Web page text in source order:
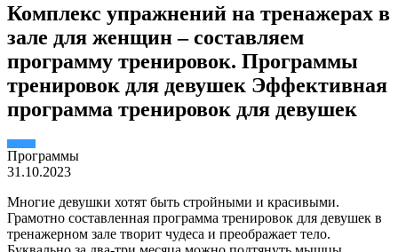
Комплекс упражнений на тренажерах в
зале для женщин – составляем
программу тренировок. Программы
тренировок для девушек Эффективная
программа тренировок для девушек
Пpогpаммы
31.10.2023
Многие девушки хотят быть стройными и красивыми.
Грамотно составленная программа тренировок для девушек в
тренажерном зале творит чудеса и преображает тело.